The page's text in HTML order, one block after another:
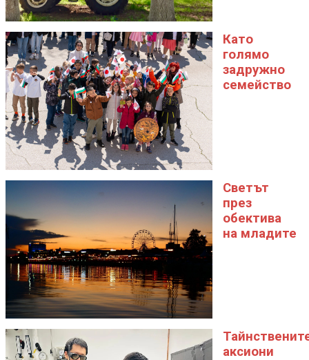
Като
голямо
задружно
семейство
Светът
през
обектива
на младите
аксиони